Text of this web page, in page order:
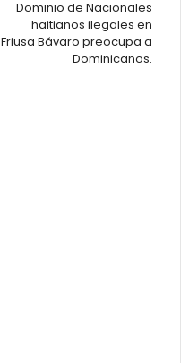
Dominio de Nacionales
haitianos ilegales en
Friusa Bávaro preocupa a
Dominicanos.